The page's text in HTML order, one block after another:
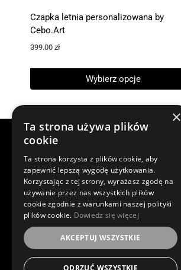
Czapka letnia personalizowana by
Cebo.Art
399.00 zł
Wybierz opcje
ma
wiele
wariantów.
Opcje
można
wybrać
na
stronie
produktu
ul. Maćkowiczów 10, 77-400 Złotów
dont@koks.co
NIP 7671618624
Instagram
×
Ta strona używa plików
cookie
Ta strona korzysta z plików cookie, aby
zapewnić lepszą wygodę użytkowania.
Korzystając z tej strony, wyrażasz zgodę na
używanie przez nas wszystkich plików
cookie zgodnie z warunkami naszej polityki
plików cookie. Dowiedz się więcej
AKCEPTUJ WSZYSTKIE
ODRZUĆ WSZYSTKIE